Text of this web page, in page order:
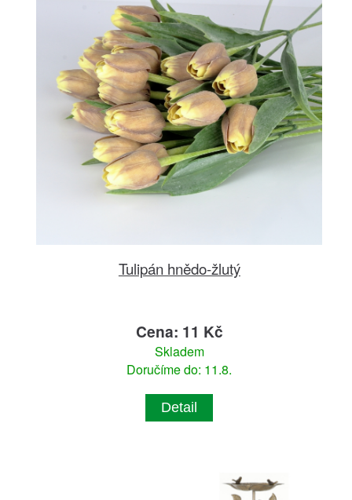
Tulipán hnědo-žlutý
Cena: 11 Kč
Skladem
Doručíme do: 11.8.
Detail